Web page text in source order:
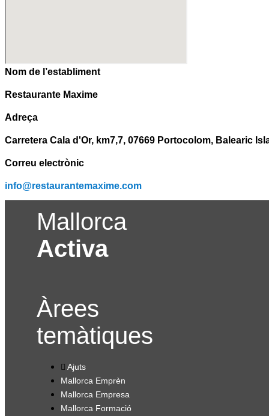
Nom de l’establiment
Restaurante Maxime
Adreça
Carretera Cala d'Or, km7,7, 07669 Portocolom, Balearic
Correu electrònic
info@restaurantemaxime.com
Mallorca
Activa
Àrees
temàtiques
Ajuts
Mallorca Emprèn
Mallorca Empresa
Mallorca Formació